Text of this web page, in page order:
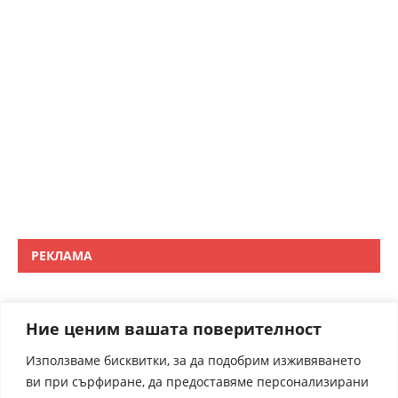
Ние ценим вашата поверителност
Използваме бисквитки, за да подобрим изживяването
ви при сърфиране, да предоставяме персонализирани
РЕКЛАМА